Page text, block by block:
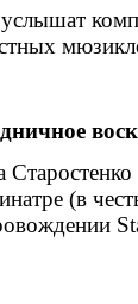
(в